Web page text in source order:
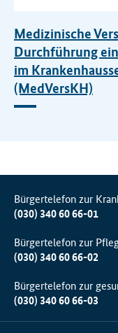
Medizinische
Durchführung
im
(MedVersKH)
Bürgertelefon zur
(030) 340 60 66-01
Bürgertelefon zur
(030) 340 60 66-02
Bürgertelefon zur
(030) 340 60 66-03